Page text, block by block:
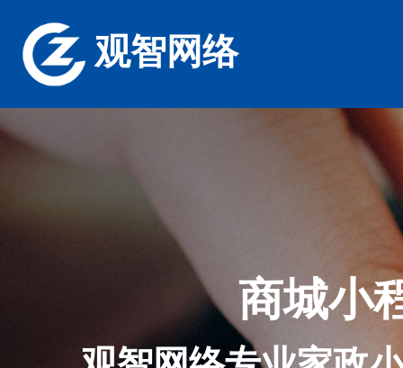
观智网络
商城小